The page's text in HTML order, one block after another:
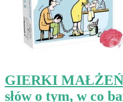
GIERKI
słów o tym, w co